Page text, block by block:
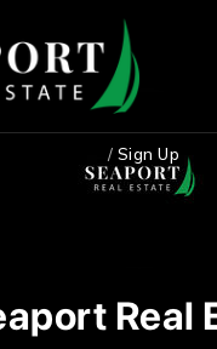
/ Sign Up
Real